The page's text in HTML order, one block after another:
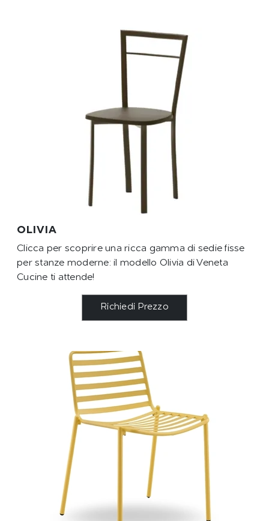
OLIVIA
Clicca per scoprire una ricca gamma di sedie fisse
per stanze moderne: il modello Olivia di Veneta
Cucine ti attende!
Richiedi Prezzo